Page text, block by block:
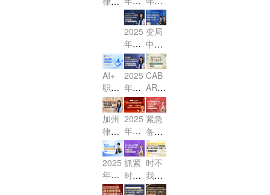
秘！ 年2
月加
州律
考！
精
讲，
攻克
高频
难点
讲：
考点
突破
与高
分策
略
伙法
精
讲：
Sere
na带
你攻
克高
频考
点，
带你
突
破‘小
法’失
分重
灾
破：
中美
执业
讲师
带你
直击
核
心，
稳-p
ass
高
分！
拿证
流程
与备
考高
效路
径
月考
期大
冲刺
Essa
y & P
T守
分利
器
+万
能公
式
——
第二
弹
（PT
月考
期大
冲刺
Essa
y & P
T守
分利
器
+万
能公
式
——
第一
弹
（Es
2025
年CA
BAR
火热
报名
中 R
eal P
roper
ty物
权法
第二
讲公
开
变局
中的
选
择：
2025
全球
法治
格局
下，
USB
AR与
香港
OLQ
AI+
职业
赋
能：
涉外
法律
职场
变革
与机
遇 暨
2025
年CA
BAR
报名
开始
啦！
你准
备好
了
吗？
CAB
AR报
名进
行
中，
4月3
0日
前提
交申
请省
加州
律考
MBE
改M
C
Q！7
2025
年蛇
年新
春首
播 灵
蛇献
紧急
备
战！
2025
年CA
BAR
2025
年2
月CA
抓紧
时
间！
时不
我
待：